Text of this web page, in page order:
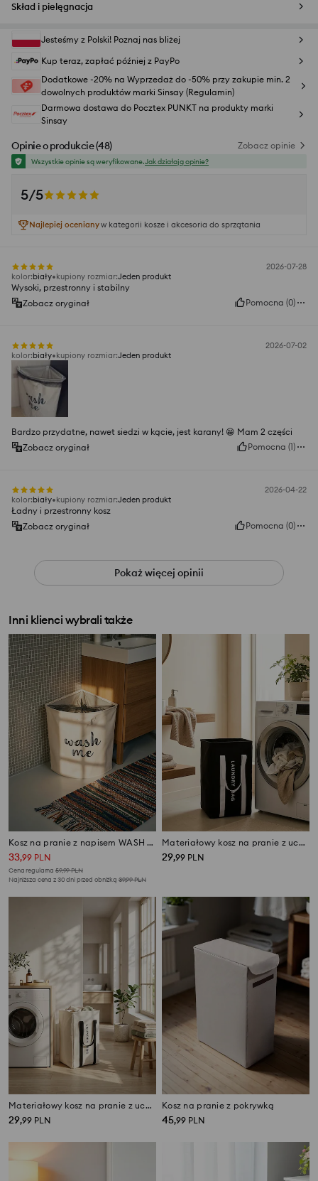
Skład i pielęgnacja
Jesteśmy z Polski! Poznaj nas bliżej
Kup teraz, zapłać później z PayPo
Dodatkowe -20% na Wyprzedaż do -50% przy zakupie min. 2
dowolnych produktów marki Sinsay (Regulamin)
Darmowa dostawa do Pocztex PUNKT na produkty marki
Sinsay
Opinie o produkcie(48) Zobacz opinie
Wszystkie opinie są weryfikowane.Jak działają opinie?
5/5
Najlepiej ocenianyw kategorii kosze i akcesoria do sprzątania
2026-07-28
kolor:biały kupiony rozmiar:Jeden produkt
Wysoki, przestronny i stabilny
Zobacz oryginał
Pomocna (0)
2026-07-02
kolor:biały kupiony rozmiar:Jeden produkt
Bardzo przydatne, nawet siedzi w kącie, jest karany! 😁 Mam 2 części
Zobacz oryginał
Pomocna (1)
2026-04-22
kolor:biały kupiony rozmiar:Jeden produkt
Ładny i przestronny kosz
Zobacz oryginał
Pomocna (0)
Pokaż więcej opinii
Inni klienci wybrali także
Kosz na pranie z napisem WASH TIME
33,99 PLN
Cena regularna 59,99PLN
Najniższa cena z 30 dni przed obniżką 39,99PLN
Materiałowy kosz na pranie z uchwytami
29,99 PLN
Materiałowy kosz na pranie z uchwytami
29,99 PLN
Kosz na pranie z pokrywką
45,99 PLN